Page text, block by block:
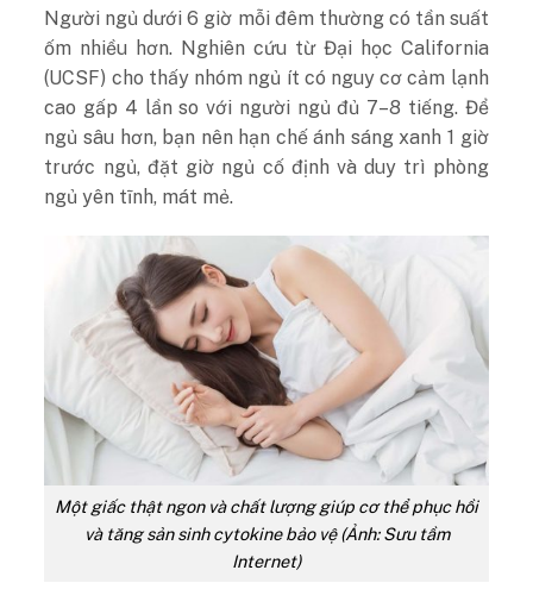
Người ngủ dưới 6 giờ mỗi đêm thường có tần suất
ốm nhiều hơn. Nghiên cứu từ Đại học California
(UCSF) cho thấy nhóm ngủ ít có nguy cơ cảm lạnh
cao gấp 4 lần so với người ngủ đủ 7–8 tiếng. Để
ngủ sâu hơn, bạn nên hạn chế ánh sáng xanh 1 giờ
trước ngủ, đặt giờ ngủ cố định và duy trì phòng
ngủ yên tĩnh, mát mẻ.
Một giấc thật ngon và chất lượng giúp cơ thể phục hồi
và tăng sản sinh cytokine bảo vệ (Ảnh: Sưu tầm
Internet)